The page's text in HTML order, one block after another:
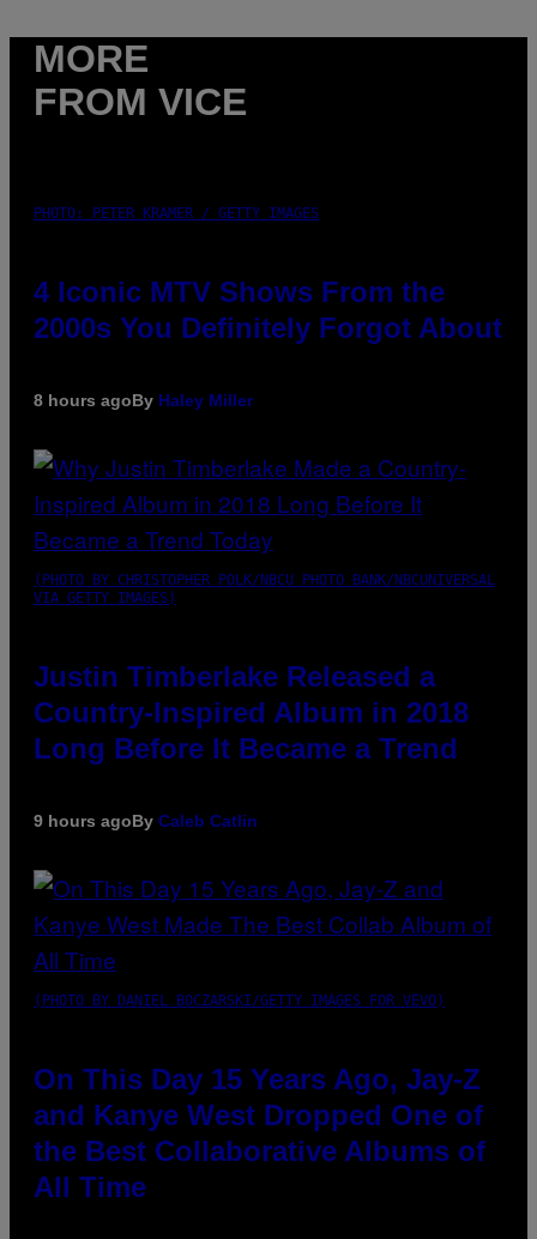
MORE
FROM VICE
PHOTO: PETER KRAMER / GETTY IMAGES
4 Iconic MTV Shows From the
2000s You Definitely Forgot About
8 hours agoBy Haley Miller
(PHOTO BY CHRISTOPHER POLK/NBCU PHOTO BANK/NBCUNIVERSAL
VIA GETTY IMAGES)
Justin Timberlake Released a
Country-Inspired Album in 2018
Long Before It Became a Trend
9 hours agoBy Caleb Catlin
(PHOTO BY DANIEL BOCZARSKI/GETTY IMAGES FOR VEVO)
On This Day 15 Years Ago, Jay-Z
and Kanye West Dropped One of
the Best Collaborative Albums of
All Time